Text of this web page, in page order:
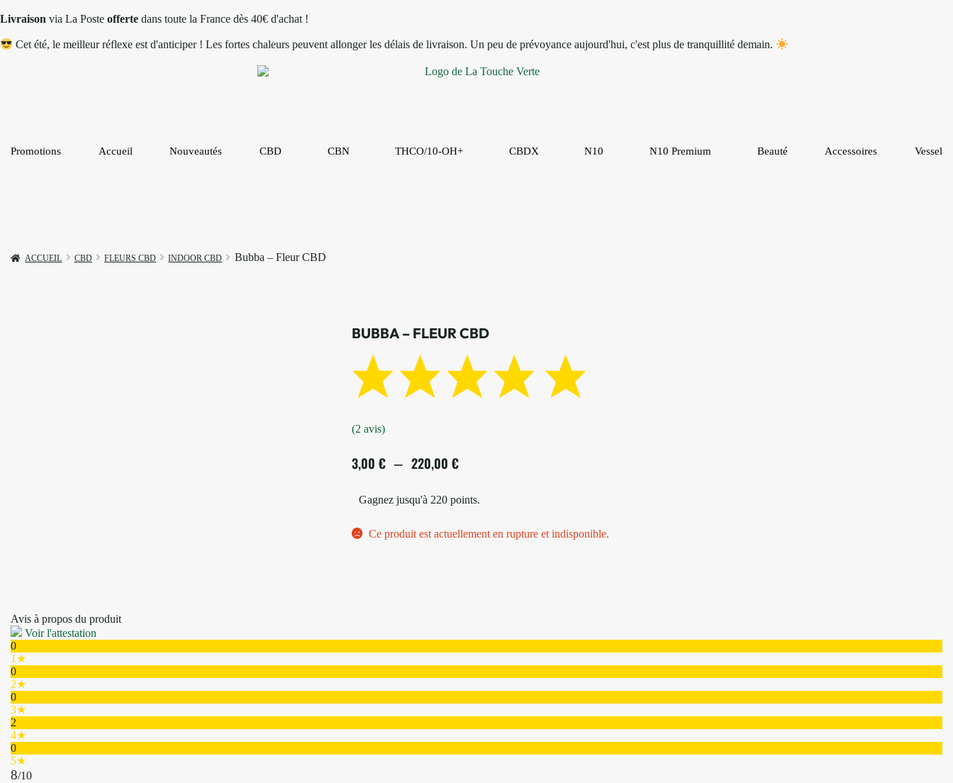
Livraison via La Poste offerte dans toute la France dès 40€ d'achat !
Cet été, le meilleur réflexe est d'anticiper ! Les fortes chaleurs peuvent allonger les délais de livraison. Un peu de prévoyance aujourd'hui, c'est plus de tranquillité demain.
Promotions Accueil Nouveautés CBD CBN THCO/10-OH+ CBDX N10 N10 Premium Beauté Accessoires Vessel
ACCUEIL CBD FLEURS CBD INDOOR CBD Bubba – Fleur CBD
BUBBA – FLEUR CBD
(2 avis)
3,00 € – 220,00 €
Gagnez jusqu'à 220 points.
Ce produit est actuellement en rupture et indisponible.
Avis à propos du produit
Voir l'attestation
0
1★
0
2★
0
3★
2
4★
0
5★
8/10